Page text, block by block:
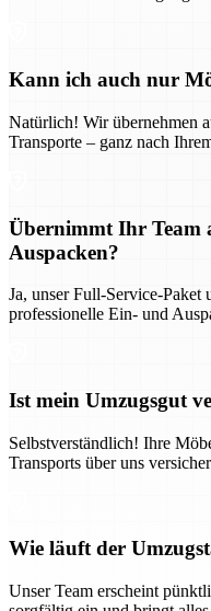
Kann ich auch nur
Natürlich! Wir übernehmen
Transporte – ganz nach
Übernimmt Ihr Team
Auspacken?
Ja, unser Full-Service-Paket
professionelle Ein- und
Ist mein Umzugsgut
Selbstverständlich! Ihre
Transports über uns
Wie läuft der
Unser Team erscheint